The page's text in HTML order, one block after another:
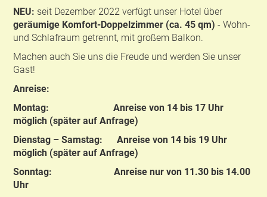
NEU: seit Dezember 2022 verfügt unser Hotel über
geräumige Komfort-Doppelzimmer (ca. 45 qm) - Wohn-
und Schlafraum getrennt, mit großem Balkon.
Machen auch Sie uns die Freude und werden Sie unser
Gast!
Anreise:
Montag: Anreise von 14 bis 17 Uhr
möglich (später auf Anfrage)
Dienstag – Samstag: Anreise von 14 bis 19 Uhr
möglich (später auf Anfrage)
Sonntag: Anreise nur von 11.30 bis 14.00
Uhr